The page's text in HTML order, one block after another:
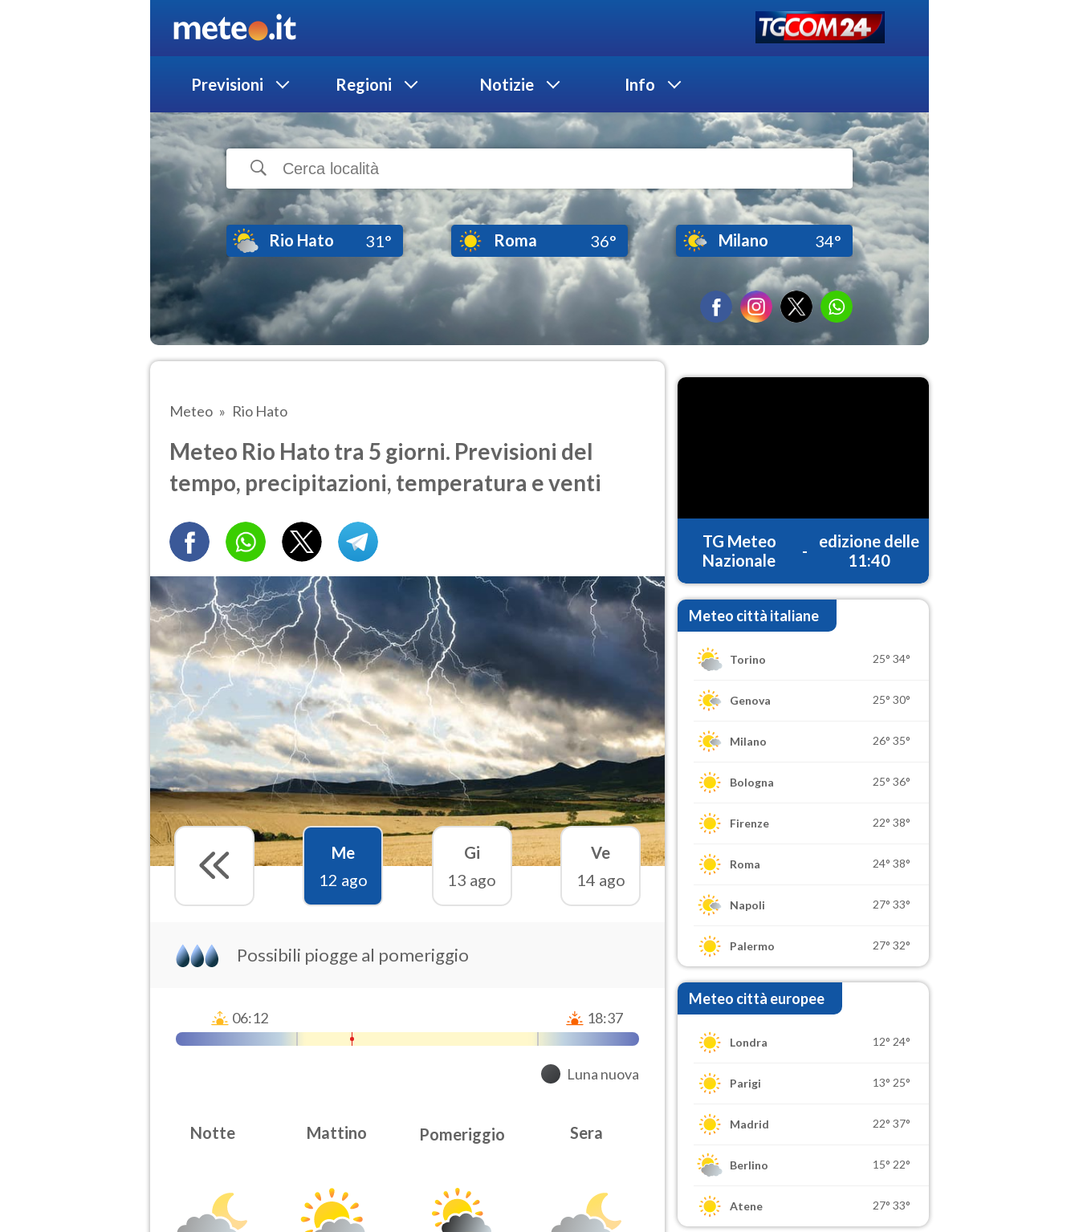
Previsioni Regioni Notizie Info
Rio Hato 31° Roma 36° Milano 34°
Meteo Rio Hato
Meteo Rio Hato tra 5 giorni. Previsioni del
tempo, precipitazioni, temperatura e venti
Me
12 ago
Gi
13 ago
Ve
14 ago
Possibili piogge al pomeriggio
06:12 18:37
Luna nuova
Notte Mattino Pomeriggio Sera
TG Meteo
Nazionale
-
edizione delle
11:40
Meteo città italiane
Torino 25° 34°
Genova 25° 30°
Milano 26° 35°
Bologna 25° 36°
Firenze 22° 38°
Roma 24° 38°
Napoli 27° 33°
Palermo 27° 32°
Meteo città europee
Londra 12° 24°
Parigi 13° 25°
Madrid 22° 37°
Berlino 15° 22°
Atene 27° 33°